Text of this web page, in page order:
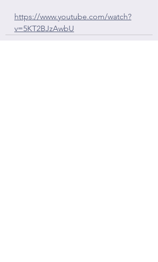
https://www.youtube.com/watch?
v=5KT2BJzAwbU